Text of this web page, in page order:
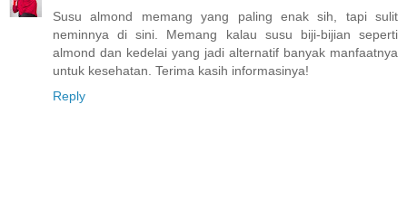
Susu almond memang yang paling enak sih, tapi sulit
neminnya di sini. Memang kalau susu biji-bijian seperti
almond dan kedelai yang jadi alternatif banyak manfaatnya
untuk kesehatan. Terima kasih informasinya!
Reply